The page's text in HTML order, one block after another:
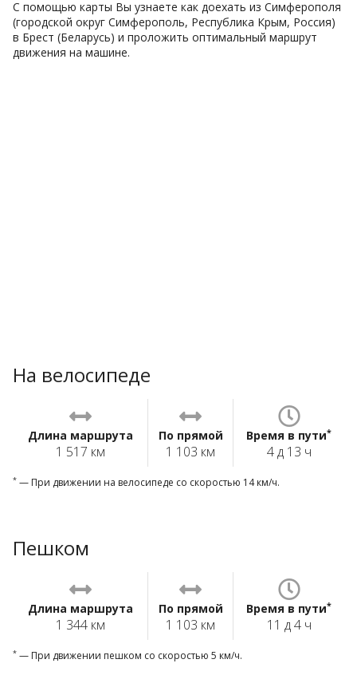
С помощью карты Вы узнаете как доехать из Симферополя
(городской округ Симферополь, Республика Крым, Россия)
в Брест (Беларусь) и проложить оптимальный маршрут
движения на машине.
На велосипеде
Длина маршрута
1 517 км
По прямой
1 103 км
Время в пути*
4 д 13 ч
* — При движении на велосипеде со скоростью 14 км/ч.
Пешком
Длина маршрута
1 344 км
По прямой
1 103 км
Время в пути*
11 д 4 ч
* — При движении пешком со скоростью 5 км/ч.